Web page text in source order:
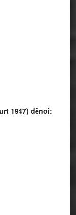
1947) dënoi: